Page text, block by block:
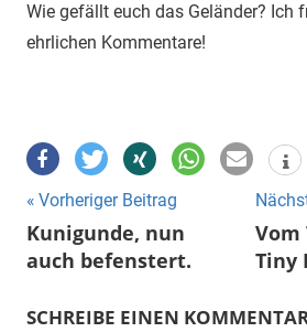
Wie gefällt euch das Geländer? Ich
ehrlichen Kommentare!
Beitragsnavigation
Vorheriger Beitrag
Kunigunde, nun
auch befenstert.
Tiny
SCHREIBE EINEN